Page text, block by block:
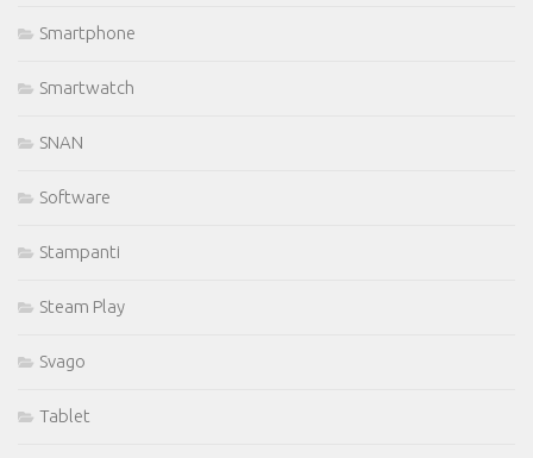
Smartphone
Smartwatch
SNAN
Software
Stampanti
Steam Play
Svago
Tablet